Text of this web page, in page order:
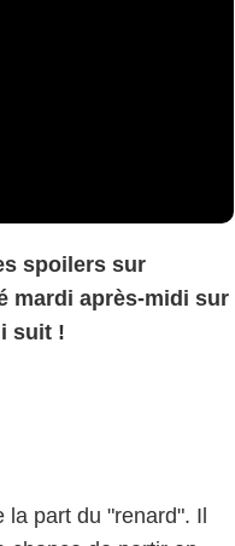
spoilers sur
mardi après-midi sur
suit !
la part du "renard". Il